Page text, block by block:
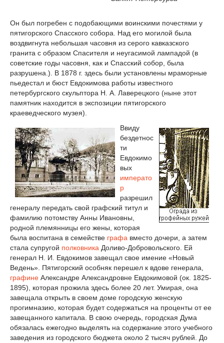
Он был погребен с подобающими воинскими почестями у
пятигорского Спасского собора. Над его могилой была
воздвигнута небольшая часовня из серого кавказского
гранита с образом Спасителя и неугасимой лампадой (в
советские годы часовня, как и Спасский собор, была
разрушена.). В 1878 г. здесь были установлены мраморные
пьедестал и бюст Евдокимова работы известного
петербургского скульптора Н. А. Лаверецкого (ныне этот
памятник находится в экспозиции пятигорского
краеведческого музея).
Ввиду
бездетнос
ти
Евдокимо
вых
императо
р
разрешил
генералу передать свой графский титул и
фамилию потомству Анны Ивановны,
родной племянницы его жены, которая
была воспитана в семействе графа вместо дочери, а затем
стала супругой полковника Доливо-Добровольского. Ей
генерал Н. И. Евдокимов завещал свое имение «Новый
Ведень». Пятигорский особняк перешел к вдове генерала,
графине Александре Александровне Евдокимовой (ок. 1825-
1895), которая прожила здесь более 20 лет. Умирая, она
завещала открыть в своем доме городскую женскую
прогимназию, которая будет содержаться на проценты от ее
завещанного капитала. В свою очередь, городская Дума
обязалась ежегодно выделять на содержание этого учебного
заведения из городского бюджета около 2 тысяч рублей. До